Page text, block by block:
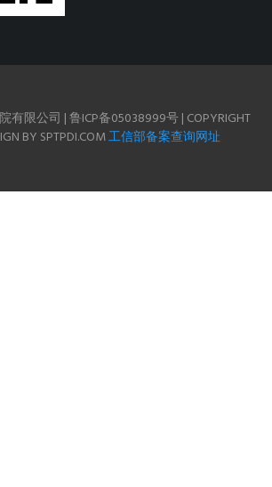
有限公司 | 鲁ICP备05038999号 | COPYRIGHT
BY SPTPDI.COM工信部备案查询网址